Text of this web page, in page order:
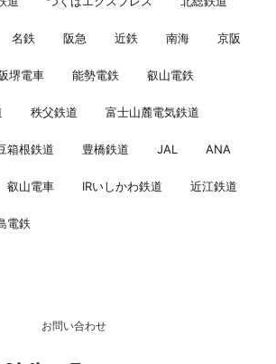
名鉄 阪急 近鉄 南海 京阪
堺電車 能勢電鉄 叡山電鉄
秩父鉄道 富士山麓電気鉄道
箱根鉄道 豊橋鉄道 JAL ANA
叡山電車 IRいしかわ鉄道 近江鉄道
電鉄
お問い合わせ